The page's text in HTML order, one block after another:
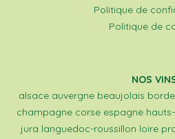
Politique de
Politique de
NOS
alsace auvergne beaujolais
champagne corse espagne
jura languedoc-roussillon loire